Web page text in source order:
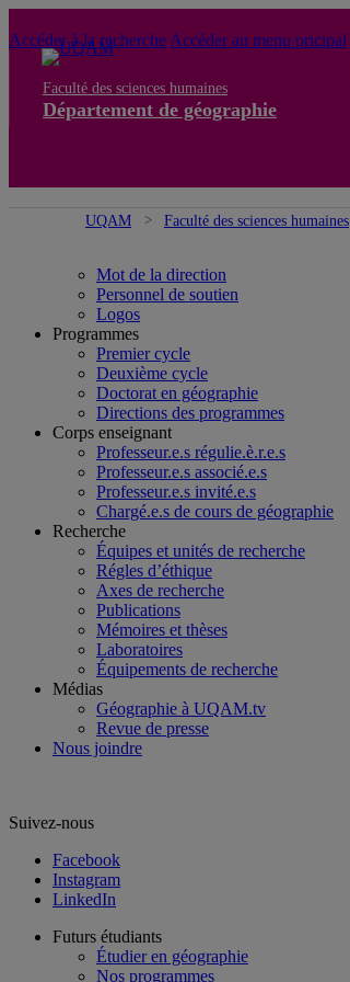
Accéder à la recherche Accéder au menu pricipal
Faculté des sciences humaines
Département de géographie
UQAM Faculté des sciences humaines
Mot de la direction
Personnel de soutien
Logos
Programmes
Premier cycle
Deuxième cycle
Doctorat en géographie
Directions des programmes
Corps enseignant
Professeur.e.s régulie.è.r.e.s
Professeur.e.s associé.e.s
Professeur.e.s invité.e.s
Chargé.e.s de cours de géographie
Recherche
Équipes et unités de recherche
Régles d’éthique
Axes de recherche
Publications
Mémoires et thèses
Laboratoires
Équipements de recherche
Médias
Géographie à UQAM.tv
Revue de presse
Nous joindre
Suivez-nous
Facebook
Instagram
LinkedIn
Futurs étudiants
Étudier en géographie
Nos programmes